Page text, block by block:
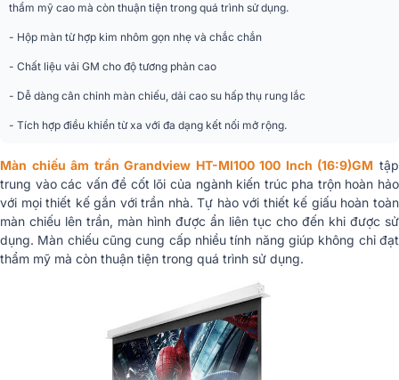
Chiều cao (A) 2240 mm
Trọng lượng
Hộp màn Hợp kim nhôm
thẩm mỹ cao mà còn thuận tiện trong quá trình sử dụng.
- Hộp màn từ hợp kim nhôm gọn nhẹ và chắc chắn
- Chất liệu vải GM cho độ tương phản cao
- Dễ dàng cân chỉnh màn chiếu, dải cao su hấp thụ rung lắc
- Tích hợp điều khiển từ xa với đa dạng kết nối mở rộng.
Màn chiếu âm trần Grandview HT-MI100 100 Inch (16:9)GM tập
trung vào các vấn đề cốt lõi của ngành kiến trúc pha trộn hoàn hảo
với mọi thiết kế gắn với trần nhà. Tự hào với thiết kế giấu hoàn toàn
màn chiếu lên trần, màn hình được ẩn liên tục cho đến khi được sử
dụng. Màn chiếu cũng cung cấp nhiều tính năng giúp không chỉ đạt
thẩm mỹ mà còn thuận tiện trong quá trình sử dụng.